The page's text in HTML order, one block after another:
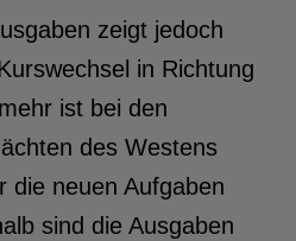
zeigt jedoch
in Richtung
ist bei den
des Westens
die neuen Aufgaben
sind die Ausgaben